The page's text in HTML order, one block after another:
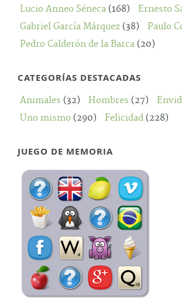
Lucio Anneo Séneca (168) Ernesto
Gabriel García Márquez (38) Paulo
Pedro Calderón de la Barca (20)
CATEGORÍAS DESTACADAS
Animales (32) Hombres (27)
Uno mismo (290) Felicidad (228)
JUEGO DE MEMORIA